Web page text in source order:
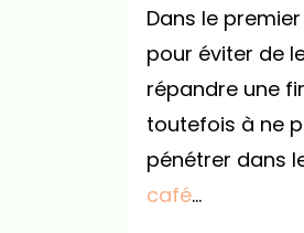
Dans le
pour éviter de
répandre une
toutefois à ne
pénétrer dans
café…